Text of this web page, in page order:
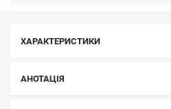
ХАРАКТЕРИСТИКИ
АНОТАЦІЯ